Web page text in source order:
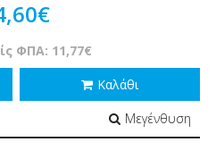
ΦΠΑ: 11,77€
Καλάθι
Μεγένθυση